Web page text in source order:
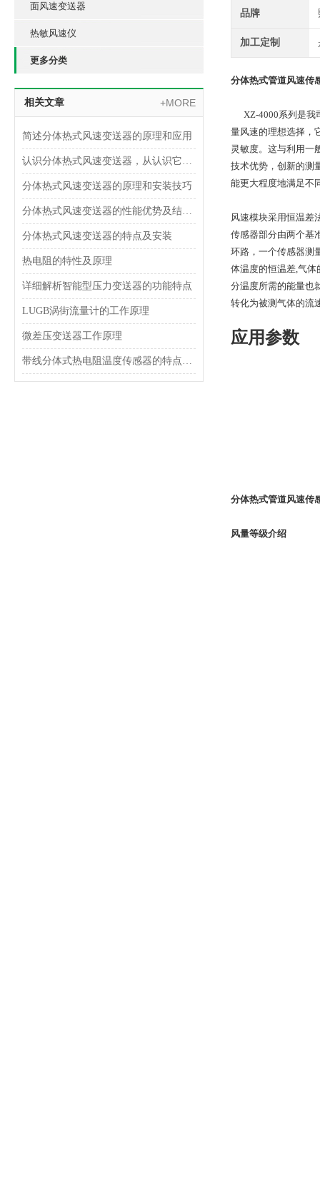
面风速变送器
热敏风速仪
更多分类
相关文章 +MORE
简述分体热式风速变送器的原理和应用
认识分体热式风速变送器，从认识它的功能特点开始
分体热式风速变送器的原理和安装技巧
分体热式风速变送器的性能优势及结构设计
分体热式风速变送器的特点及安装
热电阻的特性及原理
详细解析智能型压力变送器的功能特点
LUGB涡街流量计的工作原理
微差压变送器工作原理
带线分体式热电阻温度传感器的特点及应用
品牌
加工定制
分体热式管道风速传
XZ-4000系列是我
量风速的理想选择，
灵敏度。这与利用一
技术优势，创新的测
能更大程度地满足不
风速模块采用恒温差
传感器部分由两个基
环路，一个传感器测
体温度的恒温差,气
分温度所需的能量也
转化为被测气体的流
应用参数
分体热式管道风速传
风量等级介绍